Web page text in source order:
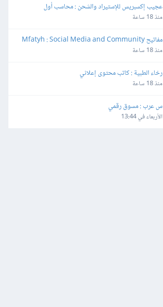
عجيب إكسبريس للإستيراد والشحن : محاسب أول
منذ 18 ساعة
Manager
منذ 18 ساعة
رخاء الطبية : كاتب محتوى إعلاني
منذ 18 ساعة
س عرب : مسوق رقمي
الأربعاء في 13:44